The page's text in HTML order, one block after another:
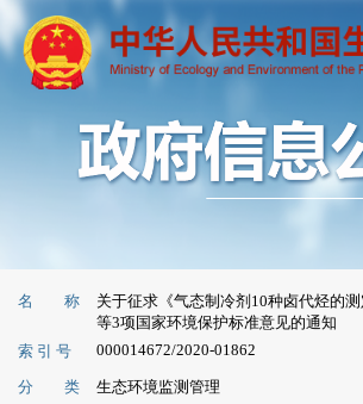
名 称
关于征求《气态制冷剂10种卤代烃的测
等3项国家环境保护标准意见的通知
索 引 号
000014672/2020-01862
分 类 生态环境监测管理